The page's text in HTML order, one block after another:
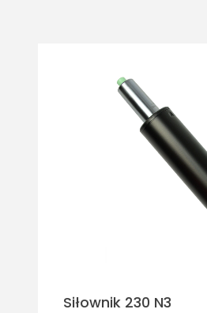
Siłownik 230 N3